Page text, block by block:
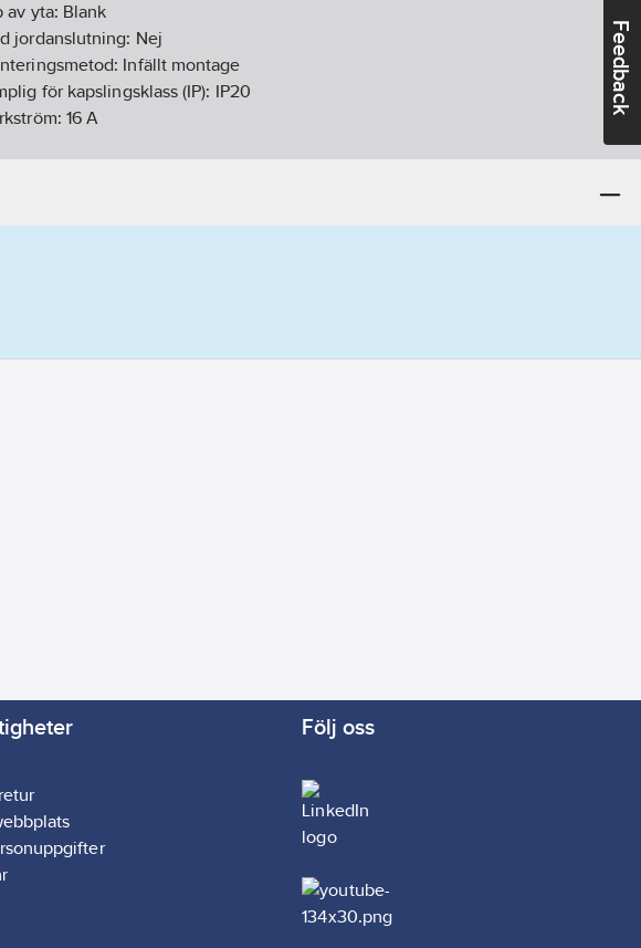
Feedback
av yta: Blank
jordanslutning: Nej
Infällt montage
för kapslingsklass (IP): IP20
16 A
bredd:85mm
Följ oss